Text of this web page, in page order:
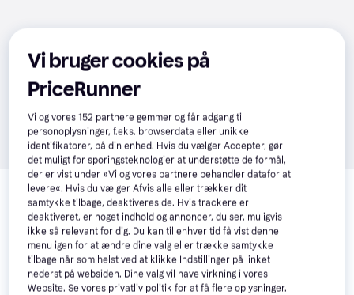
Relaterede produkter
Se vores forslag til andre produkter, der matcher dine
interesser. Vis alle
Trender
Vi bruger cookies på
PriceRunner
Vi og vores152 partnere gemmer og får adgang til
personoplysninger, f.eks. browserdata eller unikke
identifikatorer, på din enhed. Hvis du vælger Accepter, gør
det muligt for sporingsteknologier at understøtte de formål,
der er vist under »Vi og vores partnere behandler datafor at
levere«. Hvis du vælger Afvis alle eller trækker dit
samtykke tilbage, deaktiveres de. Hvis trackere er
deaktiveret, er noget indhold og annoncer, du ser, muligvis
ikke så relevant for dig. Du kan til enhver tid få vist denne
menu igen for at ændre dine valg eller trække samtykke
tilbage når som helst ved at klikke Indstillinger på linket
nederst på websiden. Dine valg vil have virkning i vores
Website. Se vores privatliv politik for at få flere oplysninger.